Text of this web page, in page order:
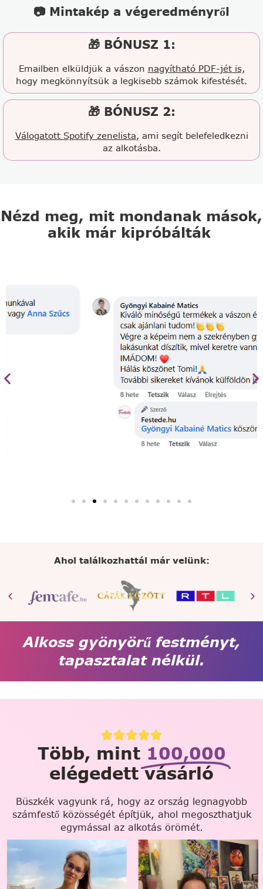
📷 Mintakép a végeredményről
🎁 BÓNUSZ 1:
Emailben elküldjük a vászon nagyítható PDF-jét is,
hogy megkönnyítsük a legkisebb számok kifestését.
🎁 BÓNUSZ 2:
Válogatott Spotify zenelista, ami segít belefeledkezni
az alkotásba.
Nézd meg, mit mondanak mások,
akik már kipróbálták
Ahol találkozhattál már velünk:
Alkoss gyönyörű festményt,
tapasztalat nélkül.
Több, mint 100,000
elégedett vásárló
Büszkék vagyunk rá, hogy az ország legnagyobb
számfestő közösségét építjük, ahol megoszthatjuk
egymással az alkotás örömét.